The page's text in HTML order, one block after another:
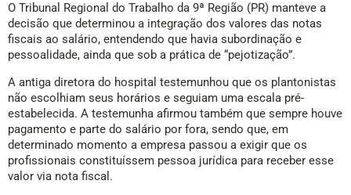
O Tribunal Regional do Trabalho da 9ª Região (PR) manteve a
decisão que determinou a integração dos valores das notas
fiscais ao salário, entendendo que havia subordinação e
pessoalidade, ainda que sob a prática de “pejotização”.
A antiga diretora do hospital testemunhou que os plantonistas
não escolhiam seus horários e seguiam uma escala pré-
estabelecida. A testemunha afirmou também que sempre houve
pagamento e parte do salário por fora, sendo que, em
determinado momento a empresa passou a exigir que os
profissionais constituíssem pessoa jurídica para receber esse
valor via nota fiscal.